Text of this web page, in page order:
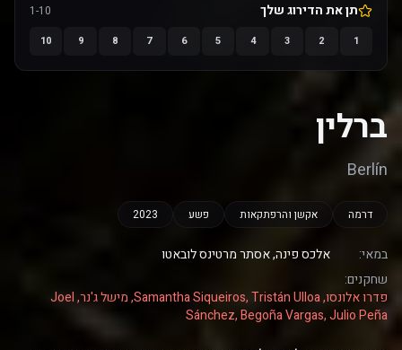
תן את הדירוג שלך 1-10
1
2
3
4
5
6
7
8
9
10
ברלין
Berlín
דרמה אקשן והרפתקאות פשע 2023
במאי:
אלכס פינה, אסתר מרטינס לובאטו
שחקנים:
פדרו אלונסו, Samantha Siqueiros, Tristán Ulloa, מישל ג'נר, Joel
Sánchez, Begoña Vargas, Julio Peña